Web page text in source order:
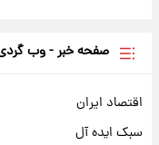
صفحه خبر - وب
اقتصاد ایران
سبک ایده آل